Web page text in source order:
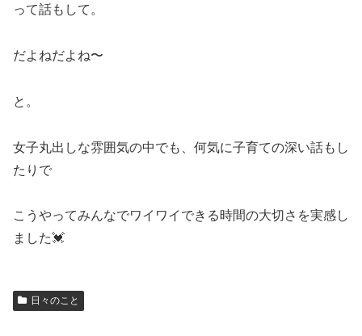
って話もして。
だよねだよね〜
と。
女子丸出しな雰囲気の中でも、何気に子育ての深い話もし
たりで
こうやってみんなでワイワイできる時間の大切さを実感し
ました💓
日々のこと